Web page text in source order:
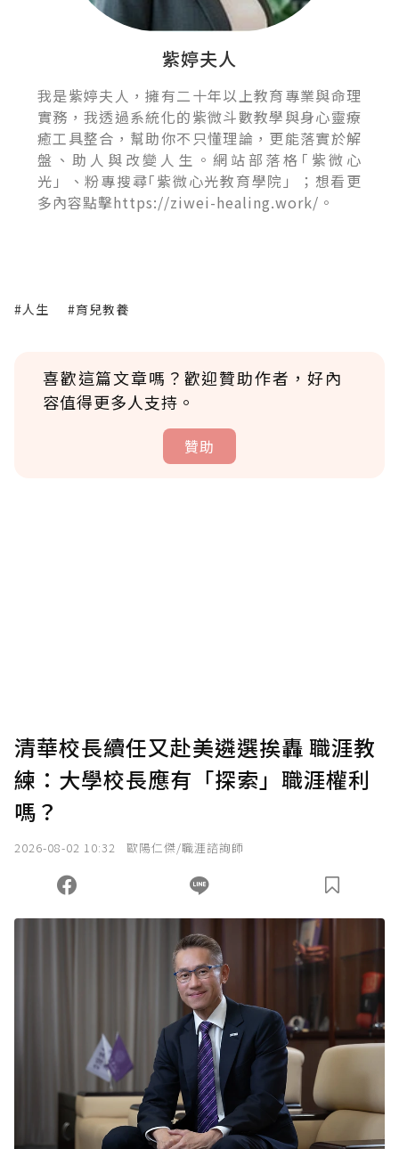
紫婷夫人
我是紫婷夫人，擁有二十年以上教育專業與命理
實務，我透過系統化的紫微斗數教學與身心靈療
癒工具整合，幫助你不只懂理論，更能落實於解
盤、助人與改變人生。網站部落格｢紫微心
光」、粉專搜尋｢紫微心光教育學院」；想看更
多內容點擊https://ziwei-healing.work/。
#人生 #育兒教養
喜歡這篇文章嗎？歡迎贊助作者，好內
容值得更多人支持。
贊助
確認送出
您當前剩餘 U 利點數：0點；前往 購買點數
清華校長續任又赴美遴選挨轟 職涯教
練：大學校長應有「探索」職涯權利
嗎？
2026-08-02 10:32 歐陽仁傑/職涯諮詢師